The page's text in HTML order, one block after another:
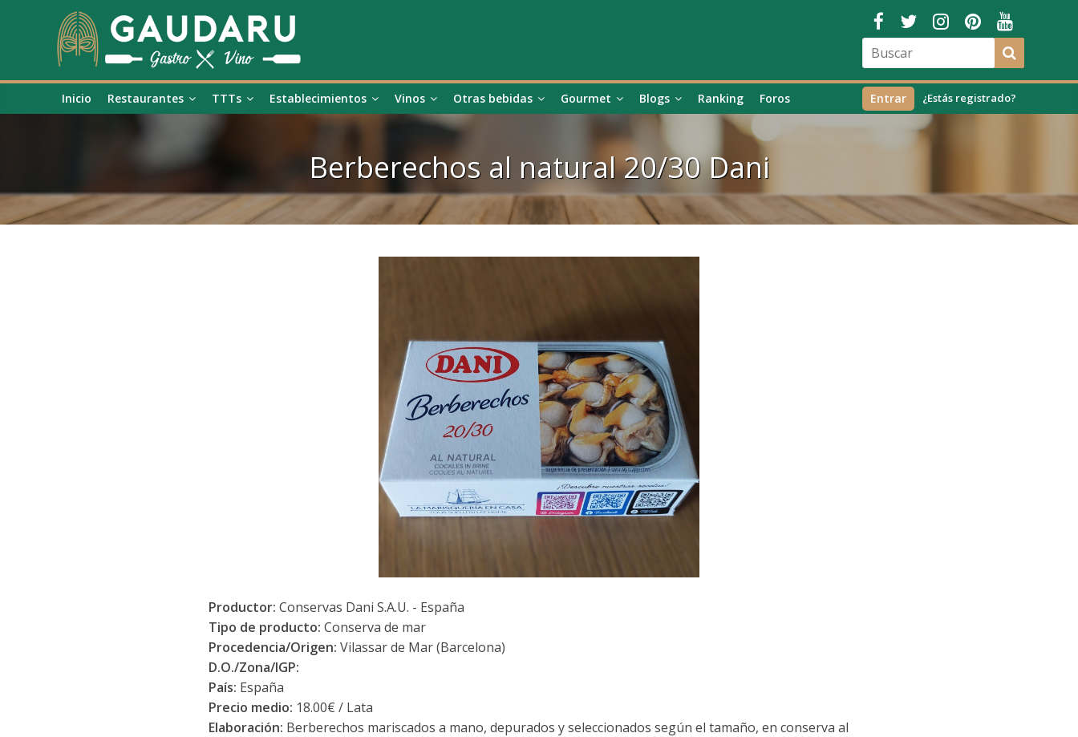
Inicio Restaurantes TTTs Establecimientos Vinos Otras bebidas Gourmet Blogs Ranking Foros ¿Estás registrado?
Entrar
Berberechos al natural 20/30 Dani
Productor: Conservas Dani S.A.U. - España
Tipo de producto: Conserva de mar
Procedencia/Origen: Vilassar de Mar (Barcelona)
D.O./Zona/IGP:
País: España
Precio medio: 18.00€ / Lata
Elaboración: Berberechos mariscados a mano, depurados y seleccionados según el tamaño, en conserva al